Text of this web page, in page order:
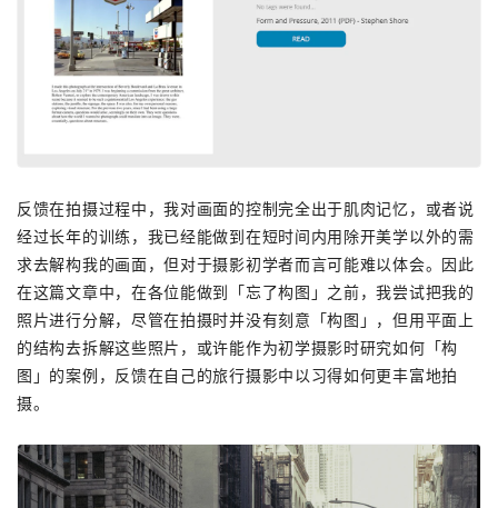
反馈在拍摄过程中，我对画面的控制完全出于肌肉记忆，或者说
经过长年的训练，我已经能做到在短时间内用除开美学以外的需
求去解构我的画面，但对于摄影初学者而言可能难以体会。因此
在这篇文章中，在各位能做到「忘了构图」之前，我尝试把我的
照片进行分解，尽管在拍摄时并没有刻意「构图」，但用平面上
的结构去拆解这些照片，或许能作为初学摄影时研究如何「构
图」的案例，反馈在自己的旅行摄影中以习得如何更丰富地拍
摄。